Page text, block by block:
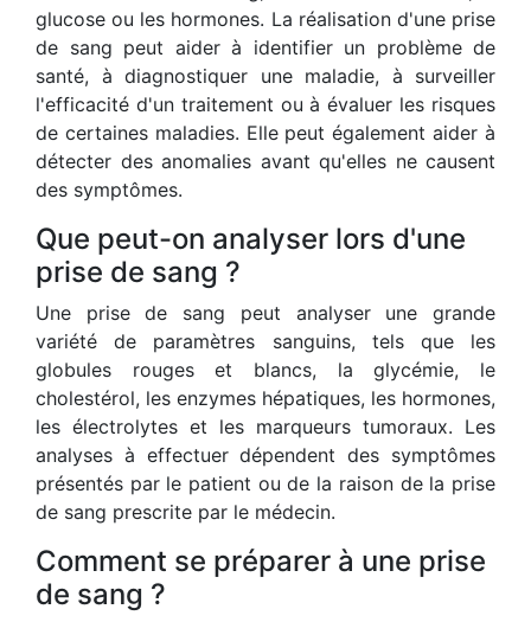
glucose ou les hormones. La réalisation d'une prise
de sang peut aider à identifier un problème de
santé, à diagnostiquer une maladie, à surveiller
l'efficacité d'un traitement ou à évaluer les risques
de certaines maladies. Elle peut également aider à
détecter des anomalies avant qu'elles ne causent
des symptômes.
Que peut-on analyser lors d'une
prise de sang ?
Une prise de sang peut analyser une grande
variété de paramètres sanguins, tels que les
globules rouges et blancs, la glycémie, le
cholestérol, les enzymes hépatiques, les hormones,
les électrolytes et les marqueurs tumoraux. Les
analyses à effectuer dépendent des symptômes
présentés par le patient ou de la raison de la prise
de sang prescrite par le médecin.
Comment se préparer à une prise
de sang ?